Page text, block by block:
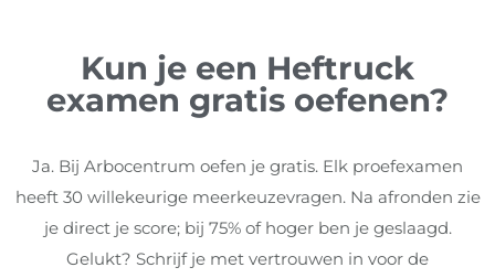
Kun je een Heftruck
examen gratis oefenen?
Ja. Bij Arbocentrum oefen je gratis. Elk proefexamen
heeft 30 willekeurige meerkeuzevragen. Na afronden zie
je direct je score; bij 75% of hoger ben je geslaagd.
Gelukt? Schrijf je met vertrouwen in voor de